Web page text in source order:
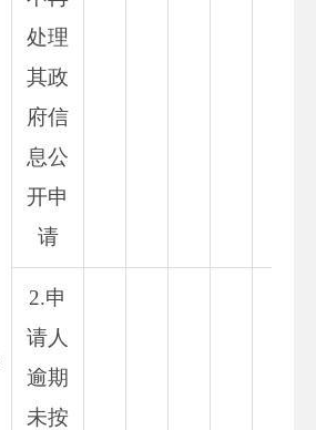
处理
其政
府信
息公
开申
请
2.申
请人
逾期
未按